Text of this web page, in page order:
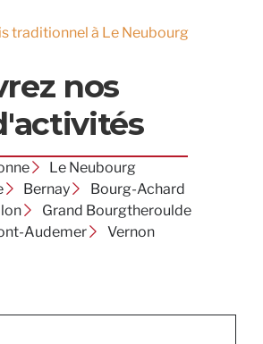
traditionnel à Le Neubourg
nos
Le Neubourg
Bernay
Bourg-Achard
Grand Bourgtheroulde
Audemer Vernon